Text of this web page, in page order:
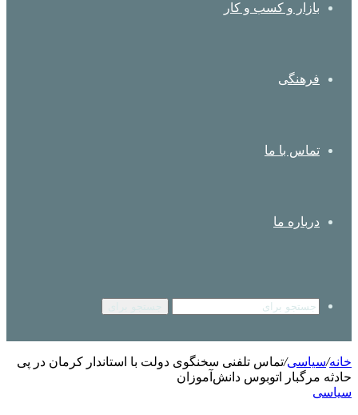
بازار و کسب و کار
فرهنگی
تماس با ما
درباره ما
خانه/سیاسی/تماس تلفنی سخنگوی دولت با استاندار کرمان در پی
حادثه مرگبار اتوبوس دانش‌آموزان
سیاسی